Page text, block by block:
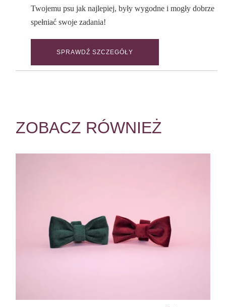
Twojemu psu jak najlepiej, były wygodne i mogły dobrze
spełniać swoje zadania!
SPRAWDŹ SZCZEGÓŁY
ZOBACZ RÓWNIEŻ